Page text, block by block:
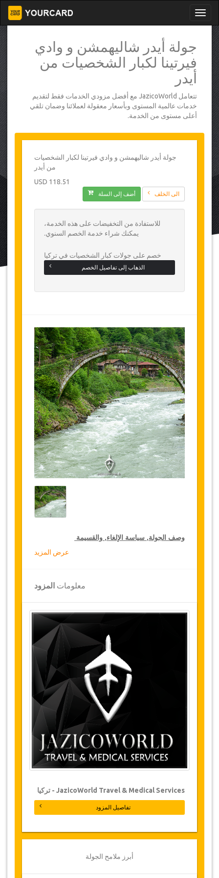
جولة أيدر شاليهمشن و وادي
فيرتينا لكبار الشخصيات من
أيدر
تتعامل JazicoWorld مع أفضل مزودي الخدمات فقط لتقديم
خدمات عالمية المستوى وبأسعار معقولة لعملائنا وضمان تلقي
أعلى مستوى من الخدمة.
جولة أيدر شاليهمشن و وادي فيرتينا لكبار الشخصيات
من أيدر
118.51 USD
الى الخلف أضف إلى السلة
للاستفادة من التخفيضات على هذه الخدمة،
يمكنك شراء خدمة الخصم السنوي.
خصم على جولات كبار الشخصيات في تركيا
الذهاب إلى تفاصيل الخصم
وصف الجولة, سياسة الإلغاء, والقسيمة
تقدم جازيكوورلد 15 % تخفيضات على الجولات
الخاصة في جميع أنحاء تركيا, اضغط على رابط الذهاب
إلى تفاصيل الخصم لتختار جولتك الخاصة المخفضة
لمدة سنة
التغييرات وسياسة الإلغاء
التغييرات على الحجوزات قد تكون ممكنة إذا تم
الإشعار في الوقت المناسب. يرجى الاتصال بنا
للحصول على مزيد من المعلومات.
بالنسبة لجميع الإلغاءات التي تتم على الأقل 3 أيام قبل
موعد الجولة، لن تكون هناك أية مصاريف، حتى لو تم
تأكيد الحجز. لا يمكن أن يتم الإلغاء إلا عن طريق كتابة
الإلغاءات التي تتم من 3 أيام إلى يوم واحد يترتب عليها
خصم 50 % من المبلغ كامل
.
أما الإلغاءات التي تتم خلال أقل من يوم غير قابلة
قد تضطر جازيكوورلد لتعديل بنود الاتفاقية بسبب
ظروف خارجة عن الإرادة بين الحين والحين. وفي مثل
هذه الحالات، تقدم للعملاء مواعيد بديلة أو استرداد
عرض المزيد
معلومات المزود
JazicoWorld Travel & Medical Services - تركيا
تفاصيل المزود
أبرز ملامح الجولة